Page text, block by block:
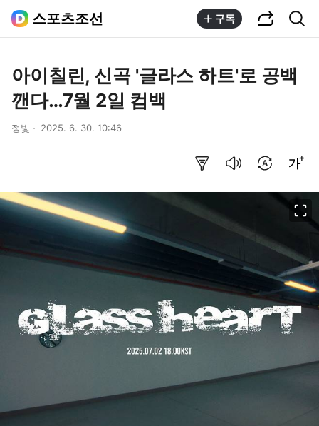
스포츠조선 구독
아이칠린, 신곡 '글라스 하트'로 공백
깬다…7월 2일 컴백
정빛 2025. 6. 30. 10:46